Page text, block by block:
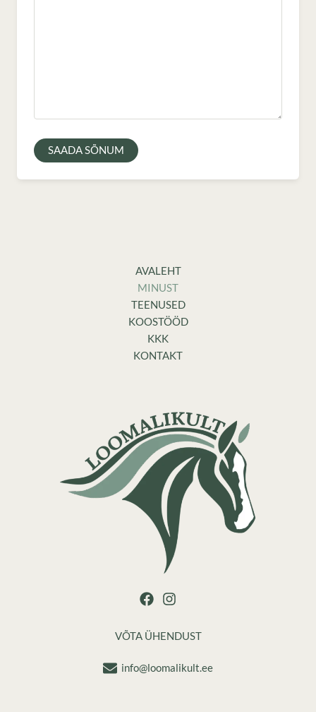
SAADA SÕNUM
AVALEHT
MINUST
TEENUSED
KOOSTÖÖD
KKK
KONTAKT
VÕTA ÜHENDUST
info@loomalikult.ee